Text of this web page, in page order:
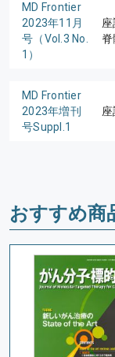
MD Frontier
2023年11月
号（Vol.3 No.
1）
脊
MD Frontier
2023年増刊
号Suppl.1
おすすめ商